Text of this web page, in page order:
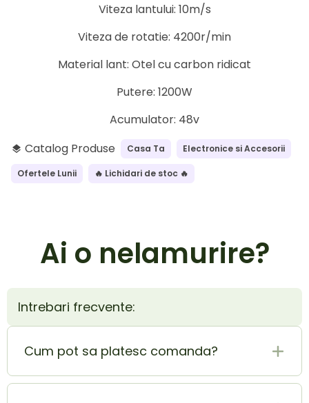
Viteza lantului: 10m/s
Viteza de rotatie: 4200r/min
Material lant: Otel cu carbon ridicat
Putere: 1200W
Acumulator: 48v
layers Catalog Produse Casa Ta Electronice si Accesorii
Ofertele Lunii 🔥 Lichidari de stoc 🔥
Ai o nelamurire?
Intrebari frecvente:
Cum pot sa platesc comanda?
Plata la livrare (ramburs) este cel mai sigur si